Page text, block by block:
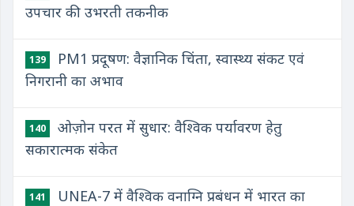
उपचार की उभरती तकनीक
139
PM1 प्रदूषण: वैज्ञानिक चिंता, स्वास्थ्य संकट एवं
निगरानी का अभाव
140
ओज़ोन परत में सुधार: वैश्विक पर्यावरण हेतु
सकारात्मक संकेत
141
UNEA-7 में वैश्विक वनाग्नि प्रबंधन में भारत का